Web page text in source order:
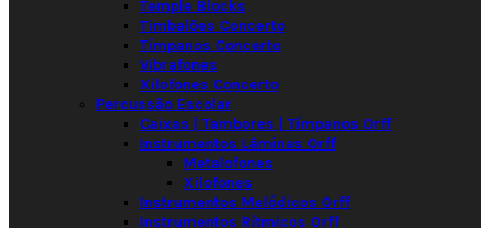
Temple Blocks
Timbalões Concerto
Tímpanos Concerto
Vibrafones
Xilofones Concerto
Percussão Escolar
Caixas | Tambores | Tímpanos Orff
Instrumentos Lâminas Orff
Metalofones
Xilofones
Instrumentos Melódicos Orff
Instrumentos Rítmicos Orff